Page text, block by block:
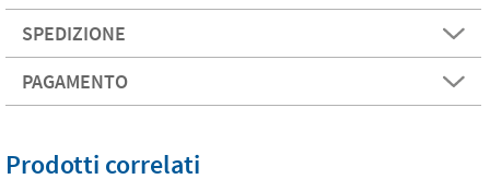
SPEDIZIONE
PAGAMENTO
Prodotti correlati